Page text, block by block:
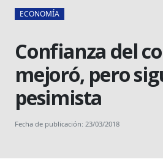
ECONOMÍA
Confianza del
mejoró, pero
pesimista
Fecha de publicación: 23/03/2018